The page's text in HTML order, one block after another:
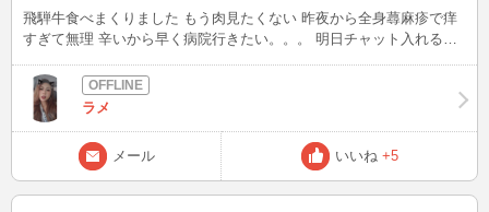
飛騨牛食べまくりました もう肉見たくない 昨夜から全身蕁麻疹で痒
すぎて無理 辛いから早く病院行きたい。。。 明日チャット入れるか
ラメ
メール いいね +5